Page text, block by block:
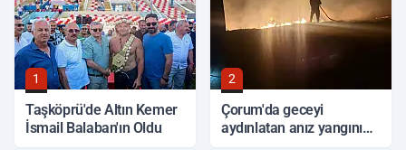
1
Taşköprü'de Altın Kemer
İsmail Balaban'ın Oldu
2
Çorum'da geceyi
aydınlatan anız yangını